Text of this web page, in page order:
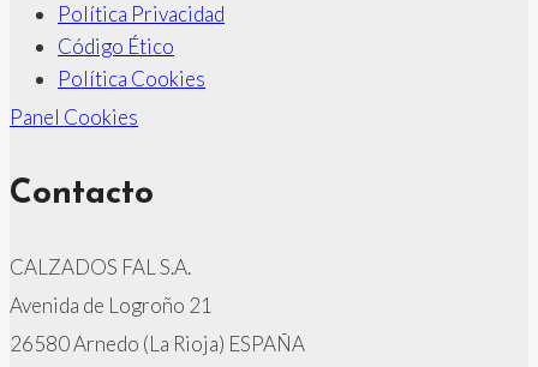
Política Privacidad
Código Ético
Política Cookies
Panel Cookies
Contacto
CALZADOS FAL S.A.
Avenida de Logroño 21
26580 Arnedo (La Rioja) ESPAÑA